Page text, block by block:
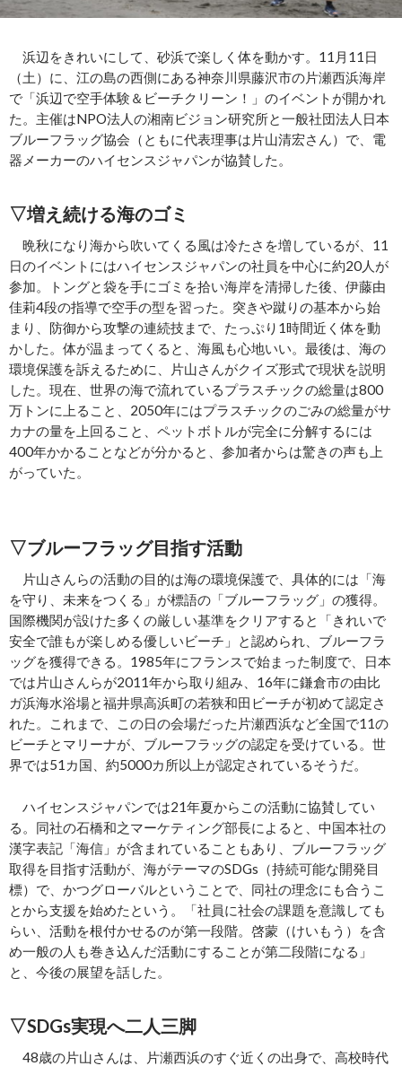
浜辺をきれいにして、砂浜で楽しく体を動かす。11月11日
（土）に、江の島の西側にある神奈川県藤沢市の片瀬西浜海岸
で「浜辺で空手体験＆ビーチクリーン！」のイベントが開かれ
た。主催はNPO法人の湘南ビジョン研究所と一般社団法人日本
ブルーフラッグ協会（ともに代表理事は片山清宏さん）で、電
器メーカーのハイセンスジャパンが協賛した。
▽増え続ける海のゴミ
晩秋になり海から吹いてくる風は冷たさを増しているが、11
日のイベントにはハイセンスジャパンの社員を中心に約20人が
参加。トングと袋を手にゴミを拾い海岸を清掃した後、伊藤由
佳莉4段の指導で空手の型を習った。突きや蹴りの基本から始
まり、防御から攻撃の連続技まで、たっぷり1時間近く体を動
かした。体が温まってくると、海風も心地いい。最後は、海の
環境保護を訴えるために、片山さんがクイズ形式で現状を説明
した。現在、世界の海で流れているプラスチックの総量は800
万トンに上ること、2050年にはプラスチックのごみの総量がサ
カナの量を上回ること、ペットボトルが完全に分解するには
400年かかることなどが分かると、参加者からは驚きの声も上
がっていた。
▽ブルーフラッグ目指す活動
片山さんらの活動の目的は海の環境保護で、具体的には「海
を守り、未来をつくる」が標語の「ブルーフラッグ」の獲得。
国際機関が設けた多くの厳しい基準をクリアすると「きれいで
安全で誰もが楽しめる優しいビーチ」と認められ、ブルーフラ
ッグを獲得できる。1985年にフランスで始まった制度で、日本
では片山さんらが2011年から取り組み、16年に鎌倉市の由比
ガ浜海水浴場と福井県高浜町の若狭和田ビーチが初めて認定さ
れた。これまで、この日の会場だった片瀬西浜など全国で11の
ビーチとマリーナが、ブルーフラッグの認定を受けている。世
界では51カ国、約5000カ所以上が認定されているそうだ。
ハイセンスジャパンでは21年夏からこの活動に協賛してい
る。同社の石橋和之マーケティング部長によると、中国本社の
漢字表記「海信」が含まれていることもあり、ブルーフラッグ
取得を目指す活動が、海がテーマのSDGs（持続可能な開発目
標）で、かつグローバルということで、同社の理念にも合うこ
とから支援を始めたという。「社員に社会の課題を意識しても
らい、活動を根付かせるのが第一段階。啓蒙（けいもう）を含
め一般の人も巻き込んだ活動にすることが第二段階になる」
と、今後の展望を話した。
▽SDGs実現へ二人三脚
48歳の片山さんは、片瀬西浜のすぐ近くの出身で、高校時代